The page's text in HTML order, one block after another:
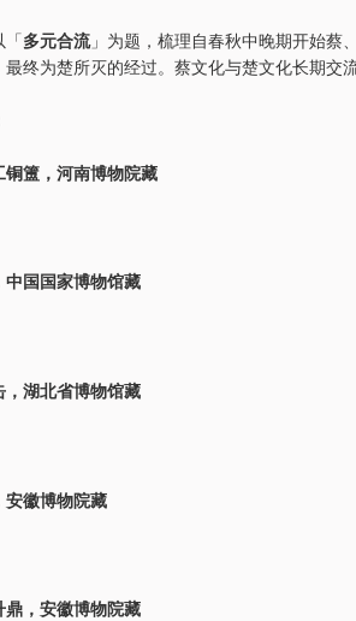
「多元合流」为题，梳理自春秋中晚期开始蔡
最终为楚所灭的经过。蔡文化与楚文化长期交
铜簠，河南博物院藏
中国国家博物馆藏
，湖北省博物馆藏
安徽博物院藏
鼎，安徽博物院藏